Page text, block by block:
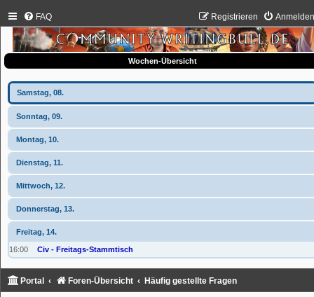
FAQ Registrieren
Wochen-Übersicht
Samstag, 08.
Sonntag, 09.
Montag, 10.
Dienstag, 11.
Mittwoch, 12.
Donnerstag, 13.
Freitag, 14.
16:00 Civ - Freitags-Stammtisch
Portal Foren-Übersicht Häufig gestellte Fragen